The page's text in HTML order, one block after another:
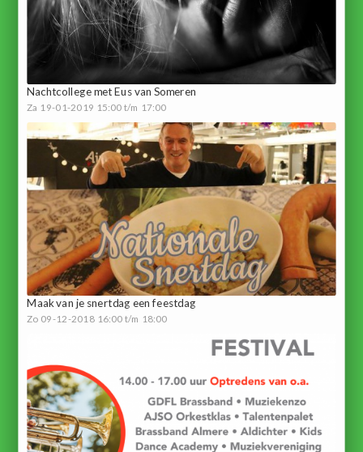
Nachtcollege met Eus van Someren
Za 19-01-2019 15:00 t/m 17:00
Maak van je snertdag een feestdag
Zo 09-12-2018 16:00 t/m 18:00